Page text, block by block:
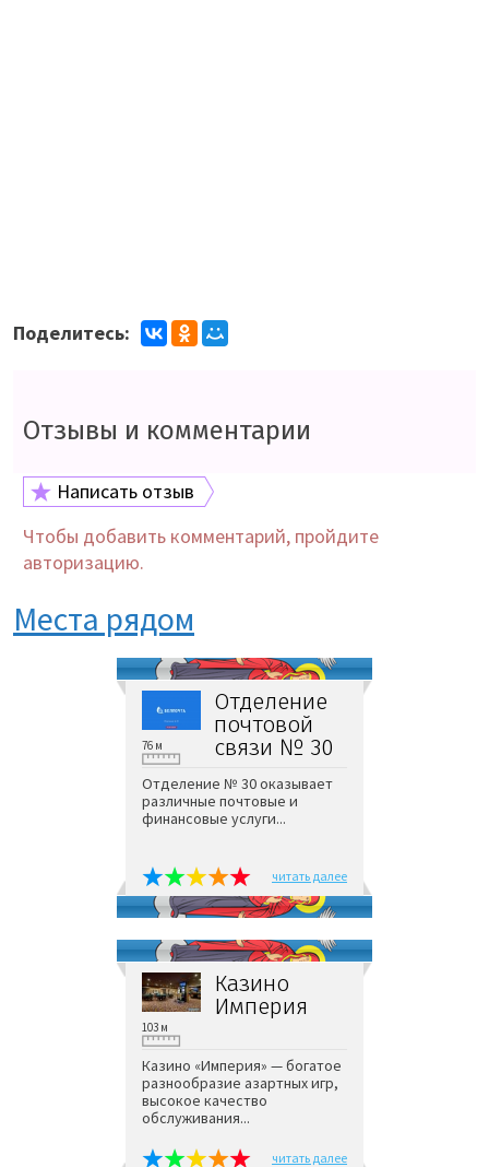
Поделитесь:
Отзывы и комментарии
Написать отзыв
Чтобы добавить комментарий, пройдите
авторизацию.
Места рядом
Отделение
почтовой
связи № 30
76 м
Отделение № 30 оказывает
различные почтовые и
финансовые услуги...
читать далее
Казино
Империя
103 м
Казино «Империя» — богатое
разнообразие азартных игр,
высокое качество
обслуживания...
читать далее